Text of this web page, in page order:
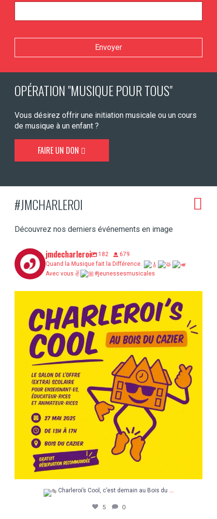
Veuillez laisser ce champ vide.
OPÉRATION "MUSIQUE POUR TOUS"
Vous désirez offrir une initiation musicale ou un cours
de musique à un enfant ?
FAIRE UN DON
#JMCHARLEROI
Découvrez nos derniers événements en image
jmdecharleroi 182
679
Quand la Musique fait la Différence.
Avec vous ✌
#jeunessesmusicales
Charleroi’s Cool, c’est demain au Bois du...
5 0
Charleroi’s Cool, c’est demain au Bois du ...
5 0